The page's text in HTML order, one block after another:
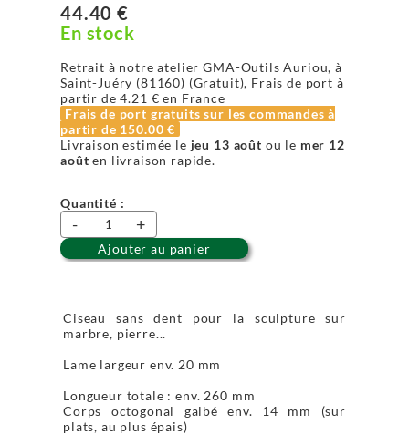
44.40 €
En stock
Retrait à notre atelier GMA-Outils Auriou, à
Saint-Juéry (81160) (Gratuit), Frais de port à
partir de4.21 € en France
Frais de port gratuits sur les commandes à
partir de 150.00 €
Livraison estimée le jeu 13 août ou le mer 12
août en livraison rapide.
Quantité :
- +
Ajouter au panier
Ciseau sans dent pour la sculpture sur
marbre, pierre...
Lame largeur env. 20 mm
Longueur totale : env. 260 mm
Corps octogonal galbé env. 14 mm (sur
plats, au plus épais)